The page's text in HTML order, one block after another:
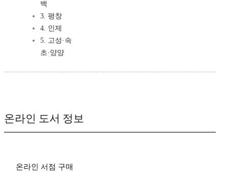
백
3. 평창
4. 인제
5. 고성·속
초·양양
온라인 도서 정보
온라인 서점 구매